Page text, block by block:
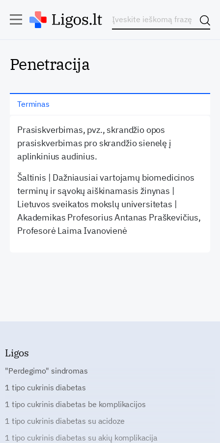
Penetracija
Terminas
Prasiskverbimas, pvz., skrandžio opos
prasiskverbimas pro skrandžio sienelę į
aplinkinius audinius.
Šaltinis | Dažniausiai vartojamų biomedicinos
terminų ir sąvokų aiškinamasis žinynas |
Lietuvos sveikatos mokslų universitetas |
Akademikas Profesorius Antanas Praškevičius,
Profesorė Laima Ivanovienė
Ligos
"Perdegimo" sindromas
1 tipo cukrinis diabetas
1 tipo cukrinis diabetas be komplikacijos
1 tipo cukrinis diabetas su acidoze
1 tipo cukrinis diabetas su akių komplikacija